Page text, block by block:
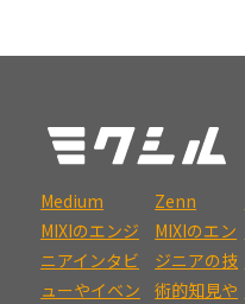
Medium
MIXIのエンジ
ニアインタビ
ューやイベン
Zenn
MIXIのエン
ジニアの技
術的知見や